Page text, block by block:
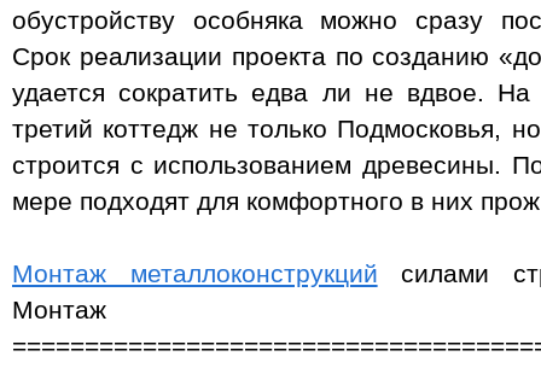
обустройству особняка можно сразу
Срок реализации проекта по созданию
удается сократить едва ли не вдвое.
третий коттедж не только Подмосковья,
строится с использованием древесины.
мере подходят для комфортного в них
Монтаж металлоконструкций силами
Монтаж